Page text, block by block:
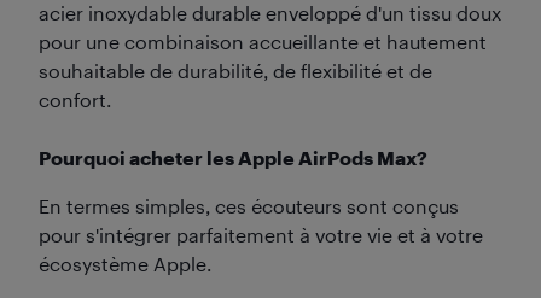
acier inoxydable durable enveloppé d'un tissu doux
pour une combinaison accueillante et hautement
souhaitable de durabilité, de flexibilité et de
confort.
Pourquoi acheter les Apple AirPods Max?
En termes simples, ces écouteurs sont conçus
pour s'intégrer parfaitement à votre vie et à votre
écosystème Apple.